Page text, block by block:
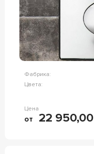
Фабрика:
Цвета:
Цена
от 22 950,00